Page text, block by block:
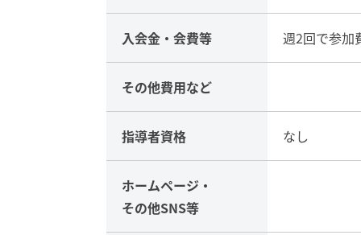
入会金・会費等 週2回で参加
その他費用など
指導者資格 なし
ホームページ・
その他SNS等